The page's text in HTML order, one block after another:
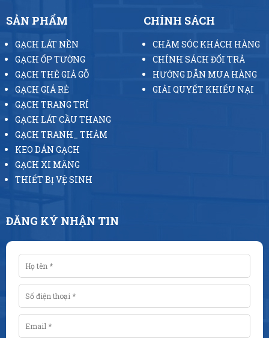
SẢN PHẨM
GẠCH LÁT NỀN
GẠCH ỐP TƯỜNG
GẠCH THẺ GIẢ GỖ
GẠCH GIÁ RẺ
GẠCH TRANG TRÍ
GẠCH LÁT CẦU THANG
GẠCH TRANH_ THẢM
KEO DÁN GẠCH
GẠCH XI MĂNG
THIẾT BỊ VỆ SINH
CHÍNH SÁCH
CHĂM SÓC KHÁCH HÀNG
CHÍNH SÁCH ĐỔI TRẢ
HƯỚNG DẪN MUA HÀNG
GIẢI QUYẾT KHIẾU NẠI
ĐĂNG KÝ NHẬN TIN